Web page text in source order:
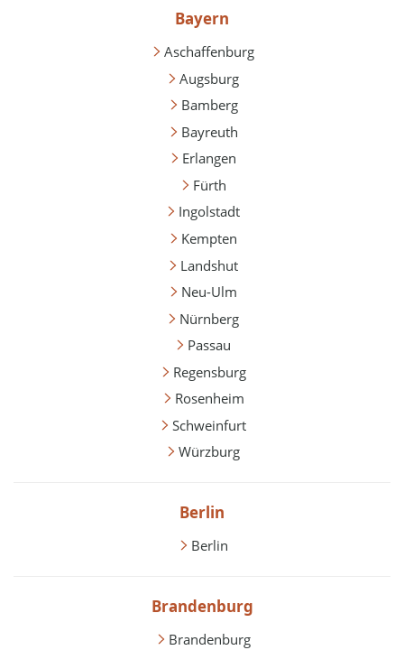
Bayern
Aschaffenburg
Augsburg
Bamberg
Bayreuth
Erlangen
Fürth
Ingolstadt
Kempten
Landshut
Neu-Ulm
Nürnberg
Passau
Regensburg
Rosenheim
Schweinfurt
Würzburg
Berlin
Berlin
Brandenburg
Brandenburg